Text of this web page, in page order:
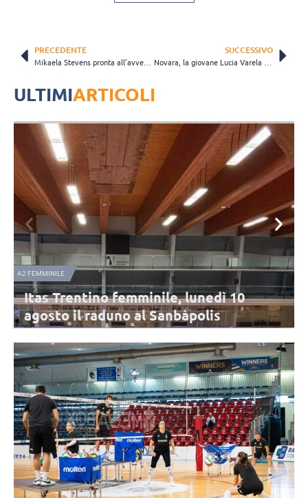
PRECEDENTE SUCCESSIVO
ULTIMIARTICOLI
NAZIONALE FEMMINILE
Nazionale B femminile, l’Italia sconfitta
dalla Svezia di Haak nel triangolare di
Urbino
3-2 contro la Svezia. Top scorer per le Azzurre in un match
combattuto è Obossa.